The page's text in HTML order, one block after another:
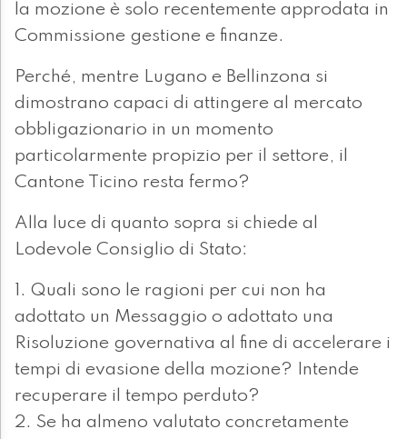
la mozione è solo recentemente approdata in
Commissione gestione e finanze.
Perché, mentre Lugano e Bellinzona si
dimostrano capaci di attingere al mercato
obbligazionario in un momento
particolarmente propizio per il settore, il
Cantone Ticino resta fermo?
Alla luce di quanto sopra si chiede al
Lodevole Consiglio di Stato:
1. Quali sono le ragioni per cui non ha
adottato un Messaggio o adottato una
Risoluzione governativa al fine di accelerare i
tempi di evasione della mozione? Intende
recuperare il tempo perduto?
2. Se ha almeno valutato concretamente